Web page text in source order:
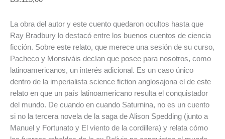
La obra del autor y este cuento quedaron ocultos hasta que
Ray Bradbury lo destacó entre los buenos cuentos de ciencia
ficción. Sobre este relato, que merece una sesión de su curso,
Pacheco y Monsiváis decían que posee para nosotros, como
latinoamericanos, un interés adicional. Es un caso único
dentro de la imperialista science fiction anglosajona el de este
relato en que un país latinoamericano resulta el conquistador
del mundo. De cuando en cuando Saturnina, no es un cuento
si no la tercera novela de la saga de Alison Spedding (junto a
Manuel y Fortunato y El viento de la cordillera) y relata cómo